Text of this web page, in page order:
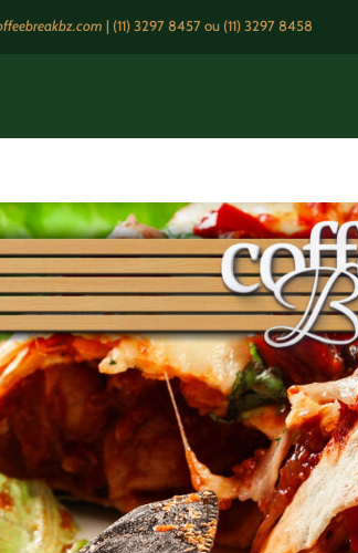
| (11) 3297 8457ou (11) 3297 8458